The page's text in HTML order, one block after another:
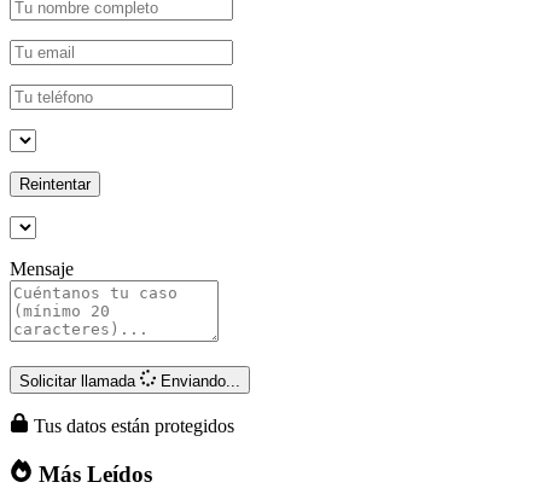
Reintentar
Mensaje
Solicitar llamada Enviando...
Tus datos están protegidos
Más Leídos